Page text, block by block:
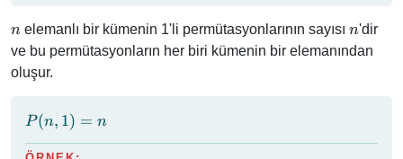
3
\cdot
2
\cdot
5!
4
\cdot
3
\cdot
5!
n
n elemanlı bir kümenin 1'li permütasyonlarının sayısı n
n'dir
ve bu permütasyonların her biri kümenin bir elemanından
oluşur.
P(n,
1)
P(n, 1) = n